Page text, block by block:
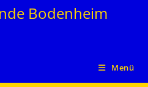
Bodenheim
Menü